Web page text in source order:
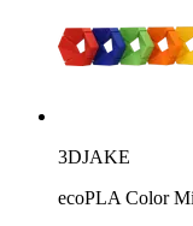
3DJAKE
ecoPLA Color